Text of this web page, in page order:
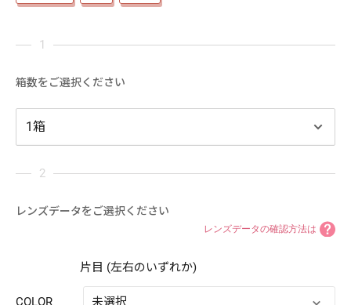
箱数をご選択ください
レンズデータをご選択ください
レンズデータの確認方法は
片目 (左右のいずれか)
COLOR 未選択